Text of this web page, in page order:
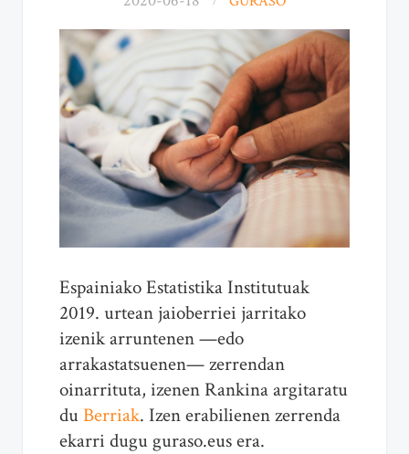
Espainiako Estatistika Institutuak
2019. urtean jaioberriei jarritako
izenik arruntenen —edo
arrakastatsuenen— zerrendan
oinarrituta, izenen Rankina argitaratu
duBerriak. Izen erabilienen zerrenda
ekarri dugu guraso.eus era.